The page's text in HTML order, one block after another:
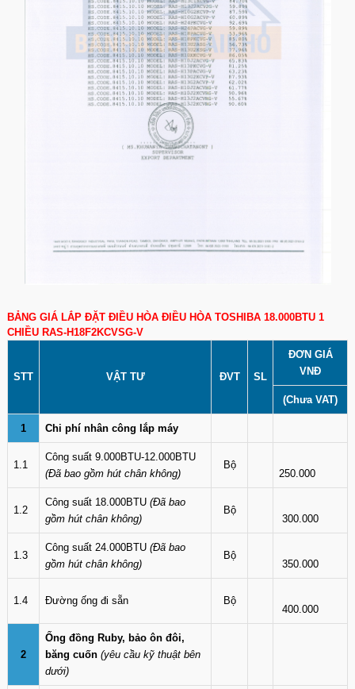
BẢNG GIÁ LẮP ĐẶT ĐIỀU HÒA ĐIỀU HÒA TOSHIBA 18.000BTU 1
CHIỀU RAS-H18F2KCVSG-V
STT VẬT TƯ ĐVT SL
ĐƠN GIÁ
VNĐ
(Chưa VAT)
1 Chi phí nhân công lắp máy
1.1
Công suất 9.000BTU-12.000BTU
(Đã bao gồm hút chân không)
Bộ
250.000
1.2
Công suất 18.000BTU (Đã bao
gồm hút chân không)
Bộ
300.000
1.3
Công suất 24.000BTU (Đã bao
gồm hút chân không)
Bộ
350.000
1.4 Đường ống đi sẵn Bộ
400.000
2
Ống đồng Ruby, bảo ôn đôi,
băng cuốn (yêu cầu kỹ thuật bên
dưới)